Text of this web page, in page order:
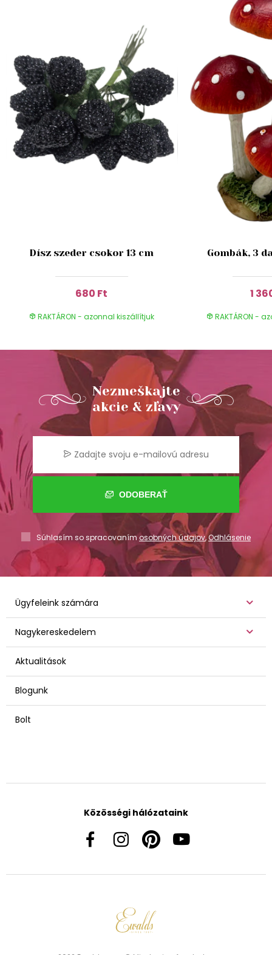
Dísz szeder csokor 13 cm
680 Ft
RAKTÁRON - azonnal kiszállítjuk
Gombák, 3
1
RAKTÁRON -
Nezmeškajte
akcie & zľavy
ODOBERAŤ
Súhlasím so spracovaním osobných údajov,Odhlásenie
Ügyfeleink számára
Nagykereskedelem
Aktualitások
Blogunk
Bolt
Közösségi hálózataink